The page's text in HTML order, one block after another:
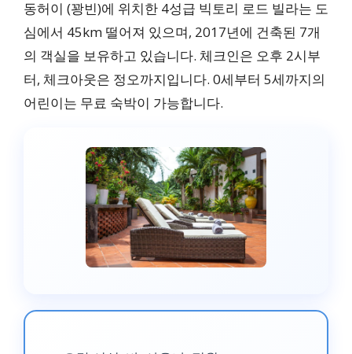
동허이 (꽝빈)에 위치한 4성급 빅토리 로드 빌라는 도
심에서 45km 떨어져 있으며, 2017년에 건축된 7개
의 객실을 보유하고 있습니다. 체크인은 오후 2시부
터, 체크아웃은 정오까지입니다. 0세부터 5세까지의
어린이는 무료 숙박이 가능합니다.